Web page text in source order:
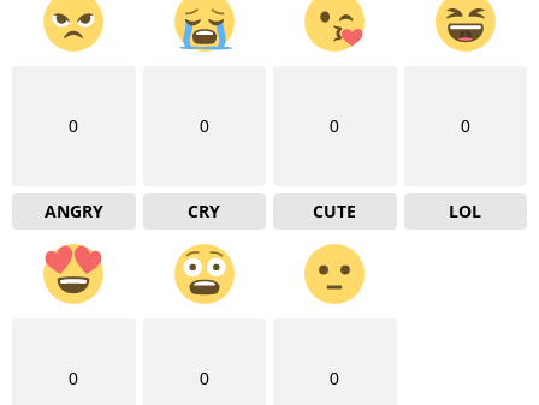
0
ANGRY
0
CRY
0
CUTE
0
LOL
0 0 0